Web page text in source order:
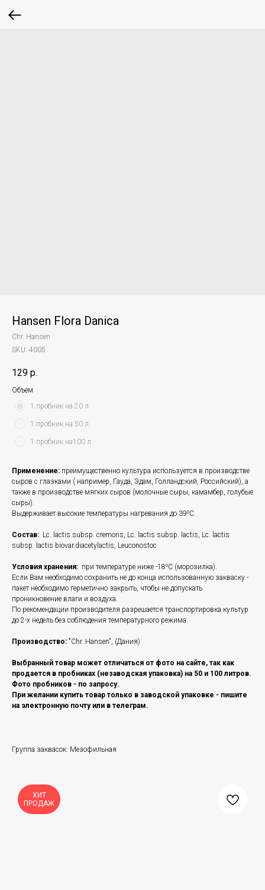
Hansen Flora Danica
Chr. Hansen
SKU: 4005
129 р.
Объем
1 пробник на 20 л
1 пробник на 50 л
1 пробник на100 л
Применение: преимущественно культура используется в производстве
сыров с глазками ( например, Гауда, Эдам, Голландский, Российский), а
также в производстве мягких сыров (молочные сыры, камамбер, голубые
сыры).
Выдерживает высокие температуры нагревания до 39⁰С.
Состав: Lc. lactis subsp. cremoris, Lc. lactis subsp. lactis, Lc. lactis
subsp. lactis biovar.diacetylactis, Leuconostoc
Условия хранения: при температуре ниже -18⁰C (морозилка).
Если Вам необходимо сохранить не до конца использованную закваску -
пакет необходимо герметично закрыть, чтобы не допускать
проникновение влаги и воздуха.
По рекомендации производителя разрешается транспортировка культур
до 2-х недель без соблюдения температурного режима.
Производство: "Chr. Hansen", (Дания)
Выбранный товар может отличаться от фото на сайте, так как
продается в пробниках (незаводская упаковка) на 50 и 100 литров.
Фото пробников - по запросу.
При желании купить товар только в заводской упаковке - пишите
на электронную почту или в телеграм.
Группа заквасок: Мезофильная
ХИТ
ПРОДАЖ